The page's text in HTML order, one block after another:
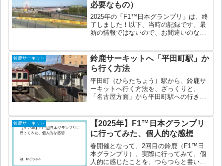
必要なもの）
2025年の「F1™️日本グランプリ」は、終
了しました！以下、当時の記録です。最
新の情報ではないので、お間違いのない
約が必要な特急列車（＋快速みえ）や貸
切列車・貸切...
鈴鹿サーキット
鈴鹿サーキットへ「平田町駅」か
ら行く方法
平田町（ひらたちょう）駅から、鈴鹿サ
ーキットへ行く方法を、ざっくりと。
「名古屋方面」から平田町駅への行き方
＞大阪難波駅〜鈴鹿サーキット平田町駅
経由（近鉄＋徒歩等）大阪難...
鈴鹿サーキット
【2025年】F1™︎日本グランプリ
に行ってみた、個人的な感想
春開催となって、2回目の鈴鹿（F1™︎日
本グランプリ）。実際に行ってみて、個
人的に感じたことを、つらつらと書いて